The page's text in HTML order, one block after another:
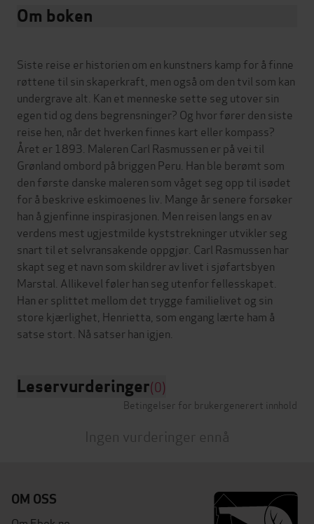
Om boken
Siste reise er historien om en kunstners kamp for å finne
røttene til sin skaperkraft, men også om den tvil som kan
undergrave alt. Kan et menneske sette seg utover sin
egen tid og dens begrensninger? Og hvor fører den siste
reise hen, når det hverken finnes kart eller kompass?
Året er 1893. Maleren Carl Rasmussen er på vei til
Grønland ombord på briggen Peru. Han ble berømt som
den første danske maleren som våget seg opp til isødet
for å beskrive eskimoenes liv. Mange år senere forsøker
han å gjenfinne inspirasjonen. Men reisen langs en av
verdens mest ugjestmilde kyststrekninger utvikler seg
snart til et selvransakende oppgjør. Carl Rasmussen har
skapt seg et navn som skildrer av livet i sjøfartsbyen
Marstal. Allikevel føler han seg utenfor fellesskapet.
Han er splittet mellom det trygge familielivet og sin
store kjærlighet, Henrietta, som engang lærte ham å
Leservurderinger(0)
Betingelser for brukergenerert innhold
Ingen vurderinger ennå
OM OSS